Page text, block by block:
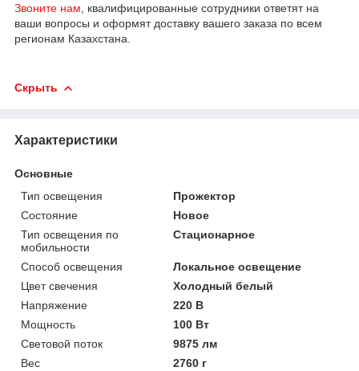
Звоните нам , квалифицированные сотрудники ответят на
ваши вопросы и оформят доставку вашего заказа по всем
регионам Казахстана.
Скрыть
Характеристики
Основные
Тип освещения
Прожектор
Состояние
Новое
Тип освещения по
мобильности
Стационарное
Способ освещения
Локальное освещение
Цвет свечения
Холодный белый
Напряжение
220 В
Мощность
100 Вт
Световой поток
9875 лм
Вес
2760 г